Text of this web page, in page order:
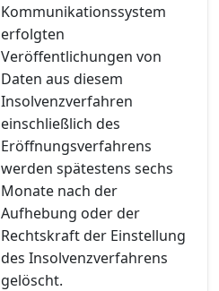
Kommunikationssystem
erfolgten
Veröffentlichungen von
Daten aus diesem
Insolvenzverfahren
einschließlich des
Eröffnungsverfahrens
werden spätestens sechs
Monate nach der
Aufhebung oder der
Rechtskraft der Einstellung
des Insolvenzverfahrens
gelöscht.